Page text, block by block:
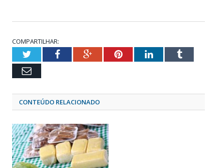
COMPARTILHAR:
TwitterFacebookGoogle+PinterestLinkedInTumblr
Email
CONTEÚDO RELACIONADO